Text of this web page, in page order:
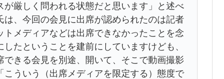
厳しく問われる状態だと思います」と述べ
、今回の会見に出席が認められたのは記者
メディアなどは出席できなかったことを念
たということを建前にしていますけども、
きる会見を別途、開いて、そこで動画撮影
ういう（出席メディアを限定する）態度で